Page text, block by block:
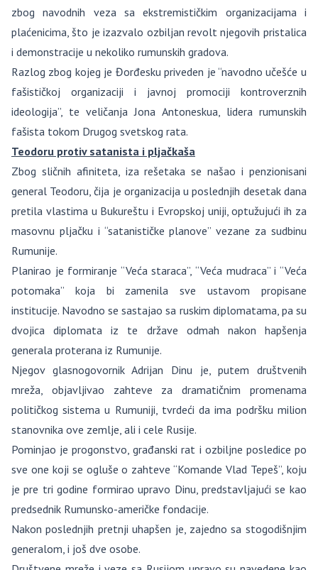
zbog navodnih veza sa ekstremističkim organizacijama i
plaćenicima, što je izazvalo ozbiljan revolt njegovih pristalica
i demonstracije u nekoliko rumunskih gradova.
Razlog zbog kojeg je Đorđesku priveden je “navodno učešće u
fašističkoj organizaciji i javnoj promociji kontroverznih
ideologija”, te veličanja Jona Antoneskua, lidera rumunskih
fašista tokom Drugog svetskog rata.
Teodoru protiv satanista i pljačkaša
Zbog sličnih afiniteta, iza rešetaka se našao i penzionisani
general Teodoru, čija je organizacija u poslednjih desetak dana
pretila vlastima u Bukureštu i Evropskoj uniji, optužujući ih za
masovnu pljačku i “satanističke planove” vezane za sudbinu
Rumunije.
Planirao je formiranje “Veća staraca”, “Veća mudraca” i “Veća
potomaka” koja bi zamenila sve ustavom propisane
institucije. Navodno se sastajao sa ruskim diplomatama, pa su
dvojica diplomata iz te države odmah nakon hapšenja
generala proterana iz Rumunije.
Njegov glasnogovornik Adrijan Dinu je, putem društvenih
mreža, objavljivao zahteve za dramatičnim promenama
političkog sistema u Rumuniji, tvrdeći da ima podršku milion
stanovnika ove zemlje, ali i cele Rusije.
Pominjao je progonstvo, građanski rat i ozbiljne posledice po
sve one koji se ogluše o zahteve “Komande Vlad Tepeš”, koju
je pre tri godine formirao upravo Dinu, predstavljajući se kao
predsednik Rumunsko-američke fondacije.
Nakon poslednjih pretnji uhapšen je, zajedno sa stogodišnjim
generalom, i još dve osobe.